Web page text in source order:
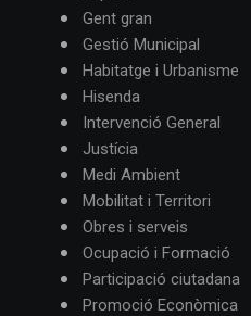
Gent gran
Gestió Municipal
Habitatge i Urbanisme
Hisenda
Intervenció General
Justícia
Medi Ambient
Mobilitat i Territori
Obres i serveis
Ocupació i Formació
Participació ciutadana
Promoció Econòmica